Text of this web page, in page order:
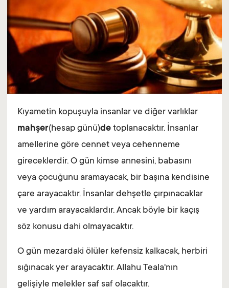
Kıyametin kopuşuyla insanlar ve diğer varlıklar
mahşer(hesap günü)de toplanacaktır. İnsanlar
amellerine göre cennet veya cehenneme
gireceklerdir. O gün kimse annesini, babasını
veya çocuğunu aramayacak, bir başına kendisine
çare arayacaktır. İnsanlar dehşetle çırpınacaklar
ve yardım arayacaklardır. Ancak böyle bir kaçış
söz konusu dahi olmayacaktır.
O gün mezardaki ölüler kefensiz kalkacak, herbiri
sığınacak yer arayacaktır. Allahu Teala'nın
gelişiyle melekler saf saf olacaktır.